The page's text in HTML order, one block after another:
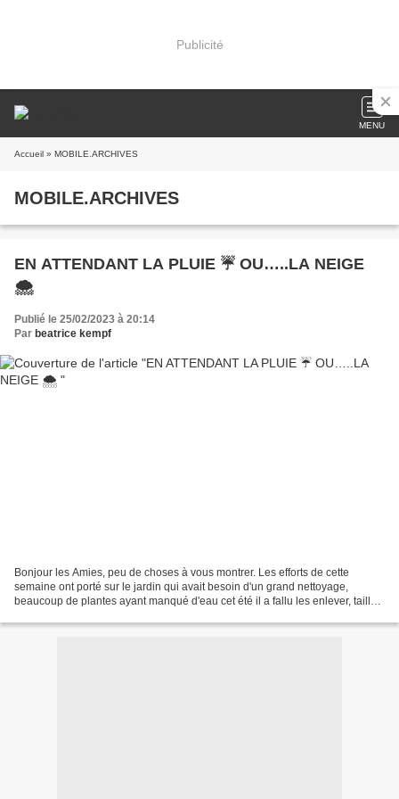
Publicité
MENU
Accueil » MOBILE.ARCHIVES
MOBILE.ARCHIVES
EN ATTENDANT LA PLUIE ☔️ OU…..LA NEIGE
🌨
Publié le 25/02/2023 à 20:14
Par beatrice kempf
Bonjour les Amies, peu de choses à vous montrer. Les efforts de cette
semaine ont porté sur le jardin qui avait besoin d'un grand nettoyage,
beaucoup de plantes ayant manqué d'eau cet été il a fallu les enlever, tailler